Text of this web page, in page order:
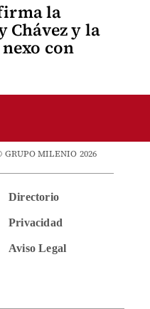
la
Chávez y la
con
GRUPO MILENIO 2026
Directorio
Privacidad
Aviso Legal